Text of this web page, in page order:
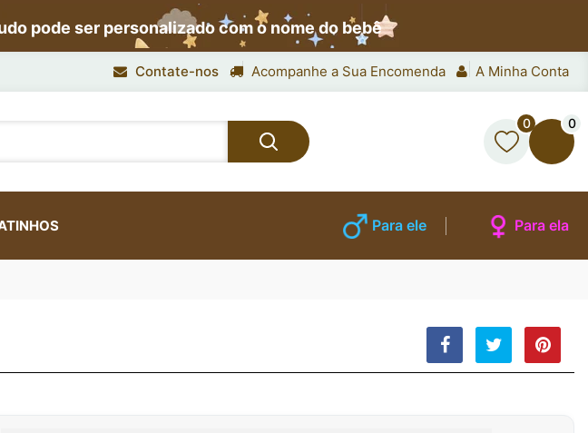
pode ser personalizado com o nome do bebê
Contate-nos Acompanhe a Sua Encomenda A Minha Conta
0 0
Para ele Para ela